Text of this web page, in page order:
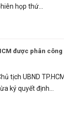
họp thứ...
được phân
tịch UBND
ký quyết định...